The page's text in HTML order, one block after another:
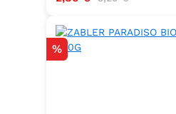
Rabatt
%